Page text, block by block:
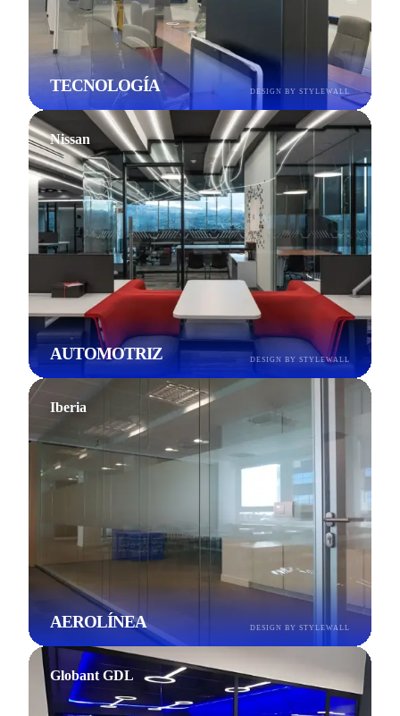
TECNOLOGÍA DESIGN BY STYLEWALL
Nissan
AUTOMOTRIZ DESIGN BY STYLEWALL
Iberia
AEROLÍNEA DESIGN BY STYLEWALL
Globant GDL